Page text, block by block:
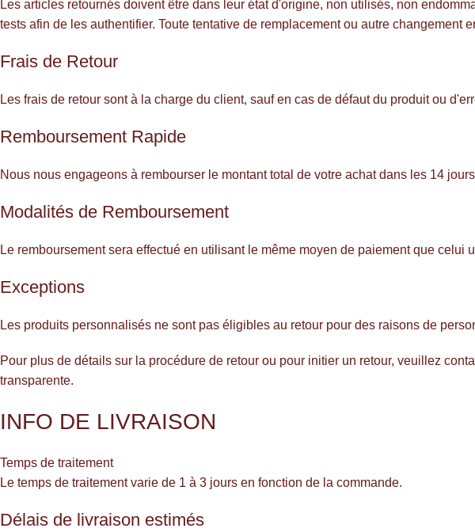
Les articles retournés doivent être dans leur état d'origine, non utilisés, non
tests afin de les authentifier. Toute tentative de remplacement ou autre changement
Frais de Retour
Les frais de retour sont à la charge du client, sauf en cas de défaut du produit ou
Remboursement Rapide
Nous nous engageons à rembourser le montant total de votre achat dans les 14
Modalités de Remboursement
Le remboursement sera effectué en utilisant le même moyen de paiement que celui
Exceptions
Les produits personnalisés ne sont pas éligibles au retour pour des raisons de
Pour plus de détails sur la procédure de retour ou pour initier un retour, veuillez
transparente.
INFO DE LIVRAISON
Temps de traitement
Le temps de traitement varie de 1 à 3 jours en fonction de la commande.
Délais de livraison estimés